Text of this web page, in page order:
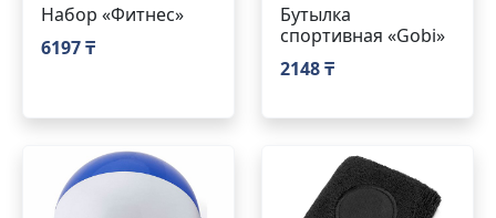
Набор «Фитнес»
6197 ₸
Бутылка
спортивная «Gobi»
2148 ₸